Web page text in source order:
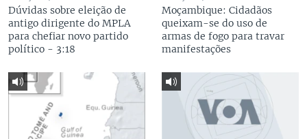
Dúvidas sobre eleição de
antigo dirigente do MPLA
para chefiar novo partido
político - 3:18
Moçambique: Cidadãos
queixam-se do uso de
armas de fogo para travar
manifestações